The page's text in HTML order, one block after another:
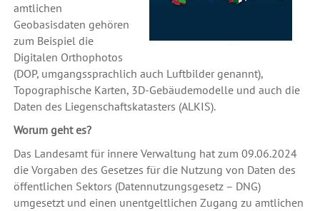
amtlichen
Geobasisdaten gehören
zum Beispiel die
Digitalen Orthophotos
(DOP, umgangssprachlich auch Luftbilder genannt),
Topographische Karten, 3D-Gebäudemodelle und auch die
Daten des Liegenschaftskatasters (ALKIS).
Worum geht es?
Das Landesamt für innere Verwaltung hat zum 09.06.2024
die Vorgaben des Gesetzes für die Nutzung von Daten des
öffentlichen Sektors (Datennutzungsgesetz – DNG)
umgesetzt und einen unentgeltlichen Zugang zu amtlichen